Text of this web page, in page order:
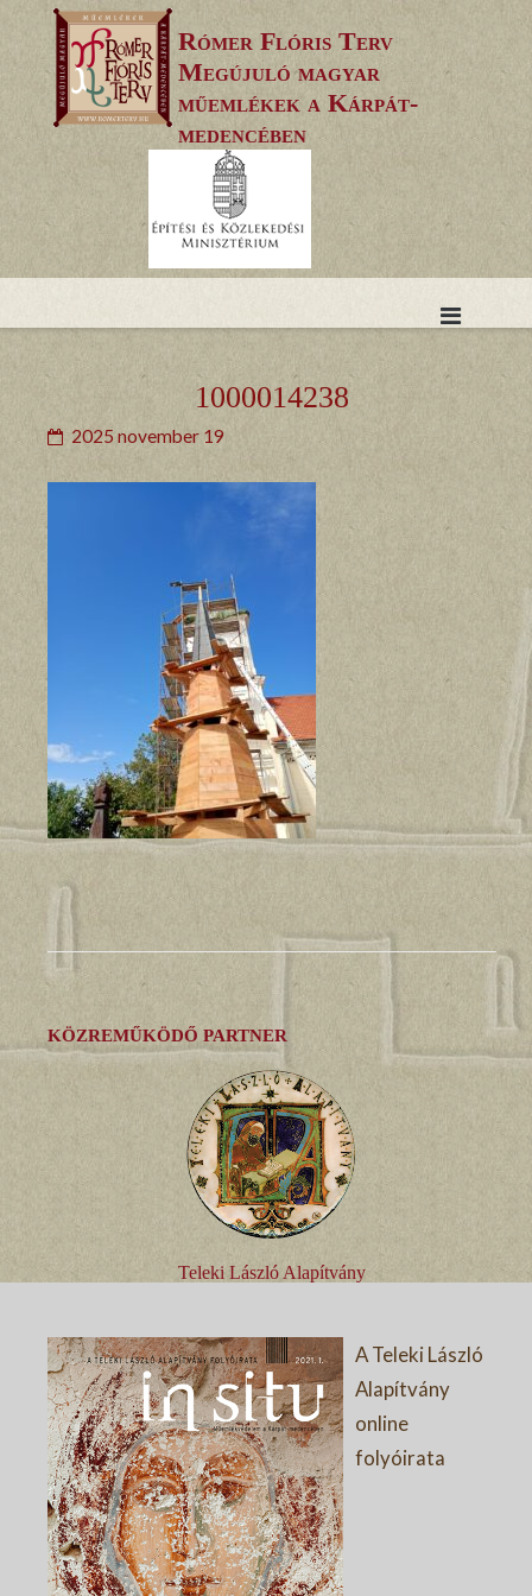
to
content
Rómer Flóris Terv
Megújuló magyar
műemlékek a Kárpát-
medencében
1000014238
2025 november 19
KÖZREMŰKÖDŐ PARTNER
Teleki László Alapítvány
A Teleki László
Alapítvány
online
folyóirata